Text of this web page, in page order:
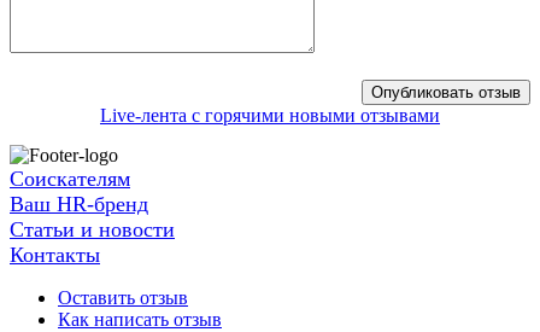
Live-лента с горячими новыми отзывами
Соискателям
Ваш HR-бренд
Статьи и новости
Контакты
Оставить отзыв
Как написать отзыв